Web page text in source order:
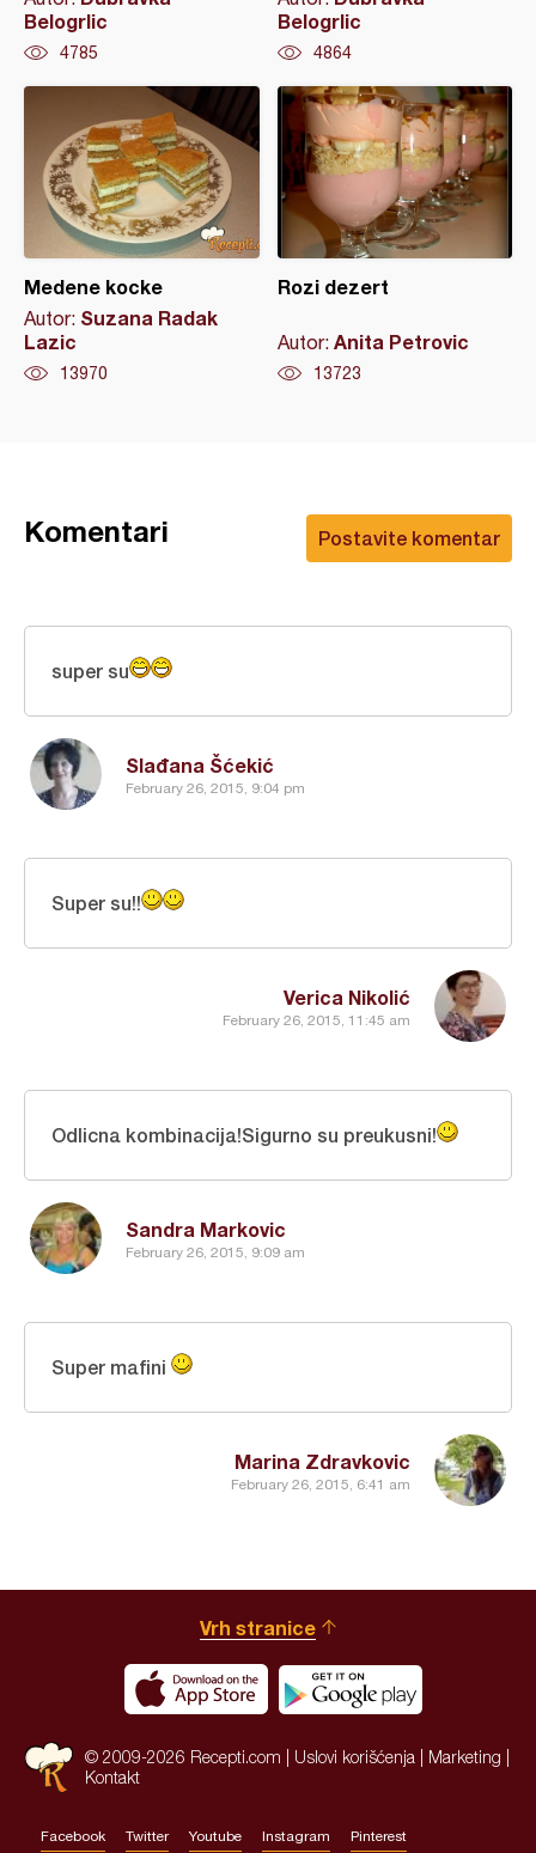
Belogrlic
4785
Belogrlic
4864
Medene kocke
Autor: Suzana Radak
Lazic
13970
Rozi dezert
Autor: Anita Petrovic
13723
Postavite komentar
Komentari
Slađana Šćekić
February 26, 2015, 9:04 pm
super su
Verica Nikolić
February 26, 2015, 11:45 am
Super su!!
Sandra Markovic
February 26, 2015, 9:09 am
Odlicna kombinacija!Sigurno su preukusni!
Marina Zdravkovic
February 26, 2015, 6:41 am
Super mafini
Vrh stranice
© 2009-2026 Recepti.com | Uslovi korišćenja| Marketing
Kontakt
Facebook Twitter Youtube Instagram Pinterest